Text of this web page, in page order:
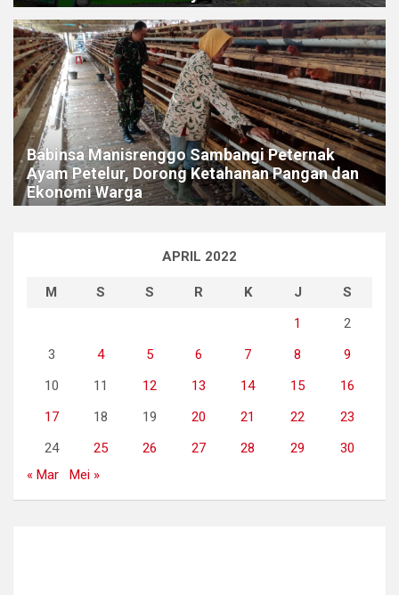
Babinsa Manisrenggo Sambangi Peternak
Ayam Petelur, Dorong Ketahanan Pangan dan
Ekonomi Warga
APRIL 2022
M S S R K J
S
1
2
3
4 5 6 7 8
9
10
11 12 13 14 15
16
17
18 19 20 21 22
23
24
25 26 27 28 29
30
« Mar
Mei »